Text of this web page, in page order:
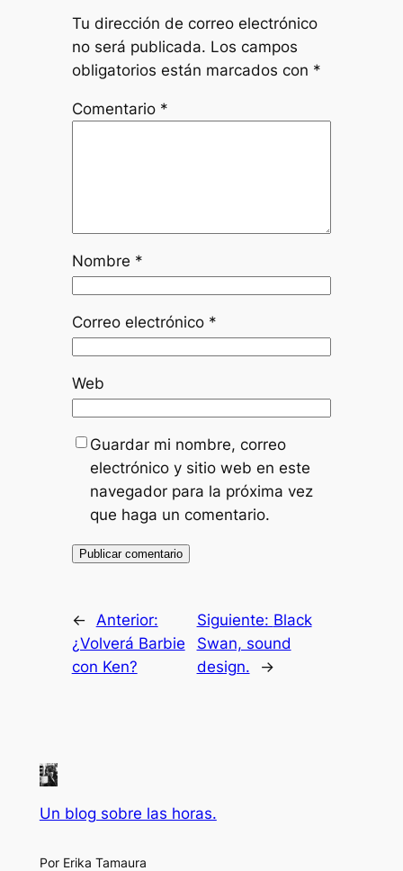
Tu dirección de correo electrónico
no será publicada. Los campos
obligatorios están marcados con *
Comentario *
Nombre *
Correo electrónico *
Web
Guardar mi nombre, correo
electrónico y sitio web en este
navegador para la próxima vez
que haga un comentario.
←
Anterior:
¿Volverá Barbie
con Ken?
Siguiente: Black
Swan, sound
design.
→
Un blog sobre las horas.
Por Erika Tamaura